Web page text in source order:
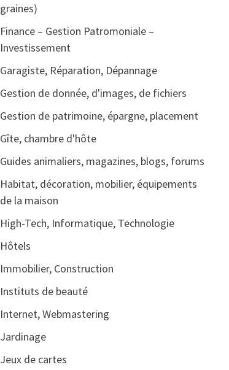
graines)
Finance – Gestion Patromoniale –
Investissement
Garagiste, Réparation, Dépannage
Gestion de donnée, d'images, de fichiers
Gestion de patrimoine, épargne, placement
Gîte, chambre d'hôte
Guides animaliers, magazines, blogs, forums
Habitat, décoration, mobilier, équipements
de la maison
High-Tech, Informatique, Technologie
Hôtels
Immobilier, Construction
Instituts de beauté
Internet, Webmastering
Jardinage
Jeux de cartes